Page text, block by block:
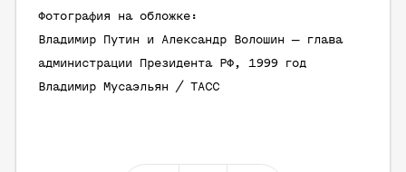
Фотография на обложке:
Владимир Путин и Александр Волошин — глава
администрации Президента РФ, 1999 год
Владимир Мусаэльян / ТАСС